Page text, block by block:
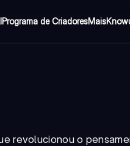
Programa de CriadoresMais
revolucionou o